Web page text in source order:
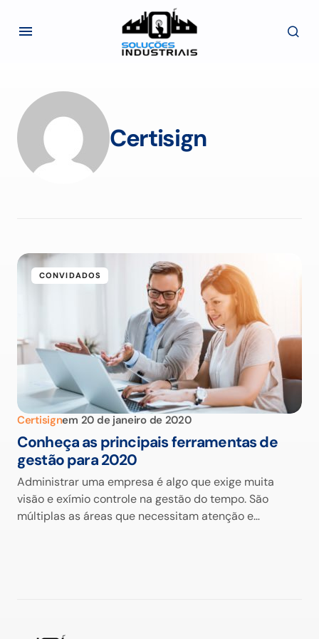
Certisign
CONVIDADOS
Certisignem 20 de janeiro de 2020
Conheça as principais ferramentas de
gestão para 2020
Administrar uma empresa é algo que exige muita
visão e exímio controle na gestão do tempo. São
múltiplas as áreas que necessitam atenção e…